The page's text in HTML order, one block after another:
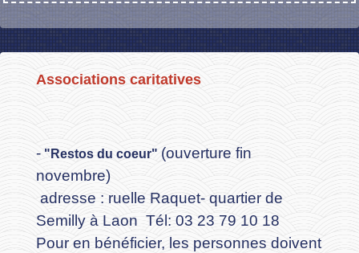
Associations caritatives
- "Restos du coeur" (ouverture fin
novembre)
adresse : ruelle Raquet- quartier de
Semilly à Laon Tél: 03 23 79 10 18
Pour en bénéficier, les personnes doivent